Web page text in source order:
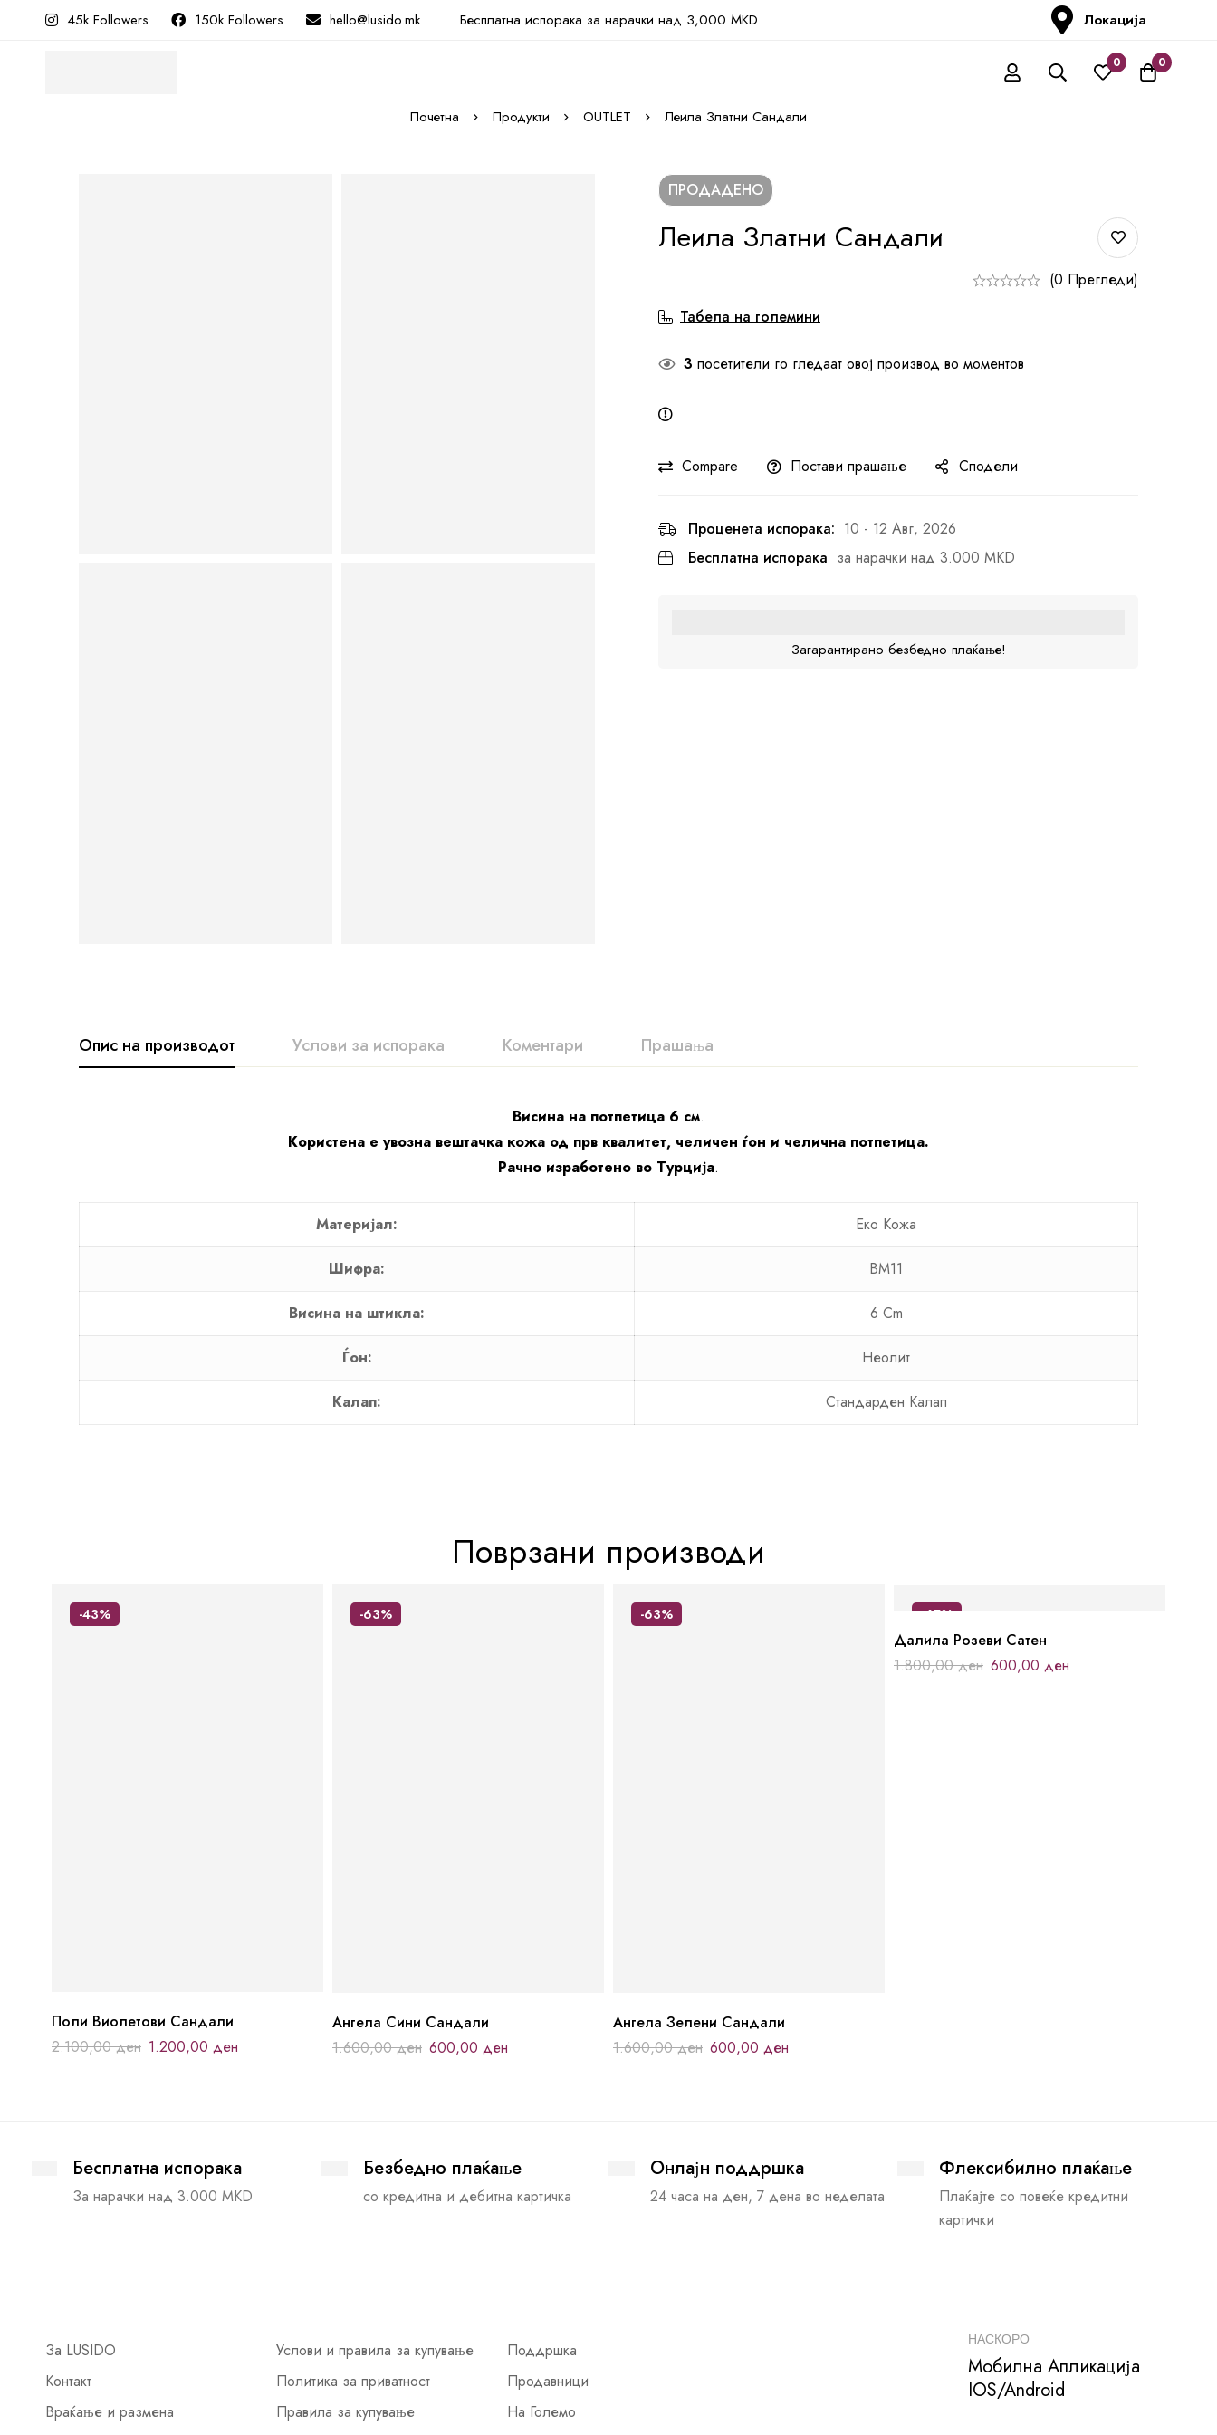
45k Followers 150k Followers hello@lusido.mk Бесплатна испорака за нарачки над 3,000 MKD Локација
0 0
Почетна Продукти OUTLET Леила Златни Сандали
ПРОДАДЕНО
Леила Златни Сандали
(0 Прегледи)
Табела на големини
3 посетители го гледаат овој производ во моментов
Compare Постави прашање Сподели
Проценета испорака: 10 - 12 Авг, 2026
Бесплатна испорака за нарачки над 3.000 MKD
Загарантирано безбедно плаќање!
Опис на производот Услови за испорака Коментари Прашања
Висина на потпетица 6 см.
Користена е увозна вештачка кожа од прв квалитет, челичен ѓон и челична потпетица.
Рачно изработено во Турција.
Материјал: Еко Кожа
Шифра: BM11
Висина на штикла: 6 Cm
Ѓон: Неолит
Калап: Стандарден Калап
Поврзани производи
-43%
Поли Виолетови Сандали
2.100,00ден 1.200,00 ден
-63%
Ангела Сини Сандали
1.600,00ден 600,00 ден
-63%
Ангела Зелени Сандали
1.600,00ден 600,00 ден
-67%
Далила Розеви Сатен
1.800,00ден 600,00 ден
Бесплатна испорака
За нарачки над 3.000 MKD
Безбедно плаќање
со кредитна и дебитна картичка
Онлајн поддршка
24 часа на ден, 7 дена во неделата
Флексибилно плаќање
Плаќајте со повеќе кредитни
картички
За LUSIDO
Контакт
Враќање и размена
Услови и правила за купување
Политика за приватност
Правила за купување
Поддршка
Продавници
На Големо
НАСКОРО
Мобилна Апликација
IOS/Android